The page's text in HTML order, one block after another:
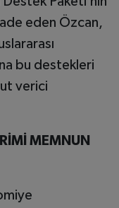
eden Özcan,
bu destekleri
verici
MEMNUN